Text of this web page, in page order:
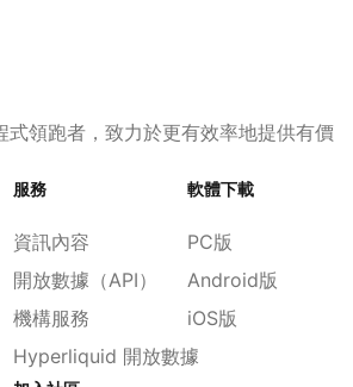
式領跑者，致力於更有效率地提供有價
服務
資訊內容
開放數據（API）
機構服務
Hyperliquid 開放數據
軟體下載
PC版
Android版
iOS版